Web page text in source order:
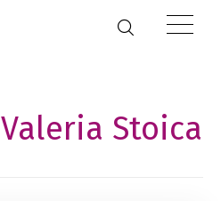
Valeria Stoica